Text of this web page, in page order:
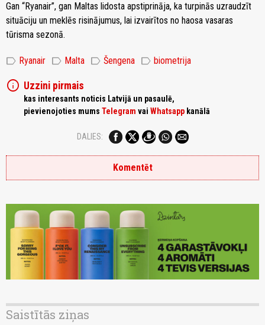
Gan “Ryanair”, gan Maltas lidosta apstiprināja, ka turpinās uzraudzīt
situāciju un meklēs risinājumus, lai izvairītos no haosa vasaras
tūrisma sezonā.
label Ryanair label Malta label Šengena label biometrija
info Uzzini pirmais
kas interesants noticis Latvijā un pasaulē,
pievienojoties mums Telegram vai Whatsapp kanālā
DALIES:
Komentēt
Saistītās ziņas